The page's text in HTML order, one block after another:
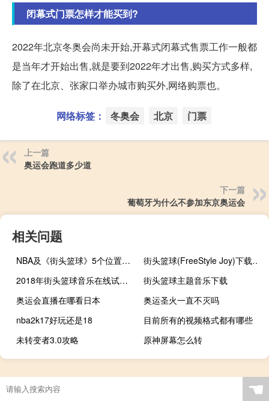
闭幕式门票怎样才能买到?
2022年北京冬奥会尚未开始,开幕式闭幕式售票工作一般都
是当年才开始出售,就是要到2022年才出售,购买方式多样,
除了在北京、张家口举办城市购买外,网络购票也。
网络标签： 冬奥会 北京 门票
上一篇
奥运会跑道多少道
下一篇
葡萄牙为什么不参加东京奥运会
相关问题
NBA及《街头篮球》5个位置的详细介绍
街头篮球(FreeStyle Joy)下载(电脑、安卓和IOS所有版本)
2018年街头篮球音乐在线试听及下载
街头篮球主题音乐下载
奥运会直播在哪看日本
奥运圣火一直不灭吗
nba2k17好玩还是18
目前所有的视频格式都有哪些
未转变者3.0攻略
原神屏幕怎么转
六个足球场有多少平方米
艾尔登法环为何不优化键鼠
原神神子怎么练
原神怎么切换中文聊天 ☚